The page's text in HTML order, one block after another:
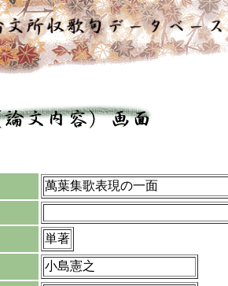
萬葉集歌表現の一面
単著
小島憲之